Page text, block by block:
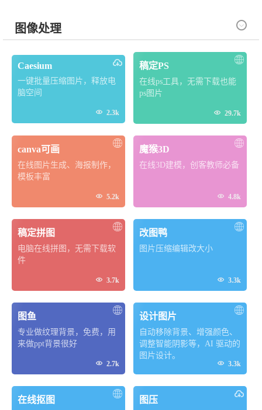
图像处理 
Caesium
一键批量压缩图片，释放电
脑空间
 2.3k
稿定PS
在线ps工具，无需下载也能
ps图片
 29.7k
canva可画
在线图片生成、海报制作，
模板丰富
 5.2k
魔猴3D
在线3D建模，创客教师必备
 4.8k
稿定拼图
电脑在线拼图，无需下载软
件
 3.7k
改图鸭
图片压缩编辑改大小
 3.3k
图鱼
专业做纹理背景，免费，用
来做ppt背景很好
 2.7k
设计图片
自动移除背景、增强颜色、
调整智能阴影等，AI 驱动的
图片设计。
 3.3k
在线抠图 图压